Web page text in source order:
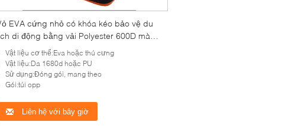
EVA cứng nhỏ có khóa kéo bảo vệ du
di động bằng vải Polyester 600D màu
đenVật liệu cơ thể:Eva hoặc thú cưng
Vật liệu:Da 1680d hoặc PU
Sử dụng:Đóng gói, mang theo
Gói:túi opp
Liên hệ với bây giờ